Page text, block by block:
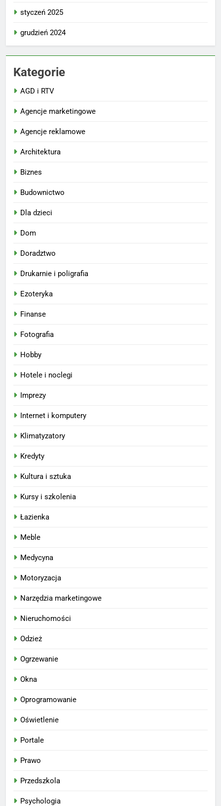
styczeń 2025
grudzień 2024
Kategorie
AGD i RTV
Agencje marketingowe
Agencje reklamowe
Architektura
Biznes
Budownictwo
Dla dzieci
Dom
Doradztwo
Drukarnie i poligrafia
Ezoteryka
Finanse
Fotografia
Hobby
Hotele i noclegi
Imprezy
Internet i komputery
Klimatyzatory
Kredyty
Kultura i sztuka
Kursy i szkolenia
Łazienka
Meble
Medycyna
Motoryzacja
Narzędzia marketingowe
Nieruchomości
Odzież
Ogrzewanie
Okna
Oprogramowanie
Oświetlenie
Portale
Prawo
Przedszkola
Psychologia